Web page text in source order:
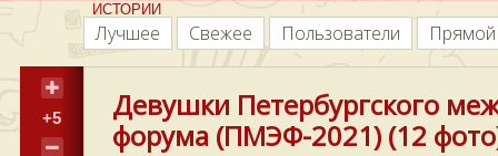
ИСТОРИИ
Лучшее Свежее Пользователи
+5
Девушки Петербургского
форума (ПМЭФ-2021) (12